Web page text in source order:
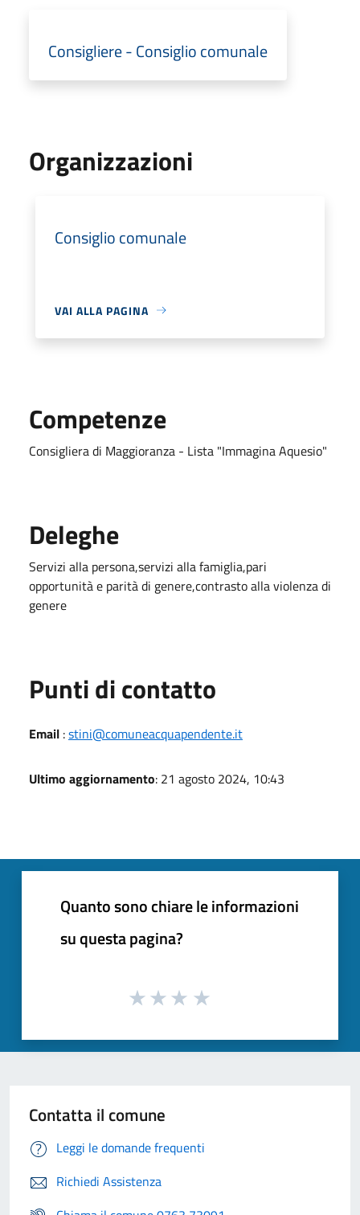
Consigliere - Consiglio comunale
Organizzazioni
Consiglio comunale
VAI ALLA PAGINA
Competenze
Consigliera di Maggioranza - Lista "Immagina Aquesio"
Deleghe
Servizi alla persona,servizi alla famiglia,pari
opportunità e parità di genere,contrasto alla violenza di
genere
Punti di contatto
Email :stini@comuneacquapendente.it
Ultimo aggiornamento: 21 agosto 2024, 10:43
Quanto sono chiare le informazioni
su questa pagina?
Contatta il comune
Leggi le domande frequenti
Richiedi Assistenza